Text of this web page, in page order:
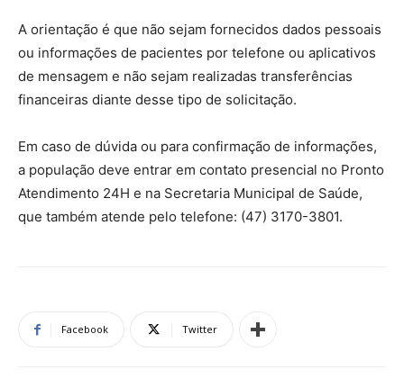
A orientação é que não sejam fornecidos dados pessoais
ou informações de pacientes por telefone ou aplicativos
de mensagem e não sejam realizadas transferências
financeiras diante desse tipo de solicitação.
Em caso de dúvida ou para confirmação de informações,
a população deve entrar em contato presencial no Pronto
Atendimento 24H e na Secretaria Municipal de Saúde,
que também atende pelo telefone: (47) 3170-3801.
Facebook Twitter